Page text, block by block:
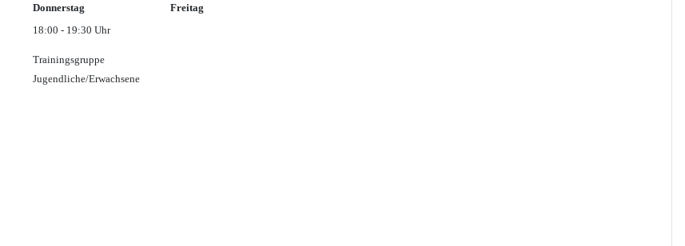
Donnerstag
Freitag
18:00 - 19:30 Uhr
Trainingsgruppe
Jugendliche/Erwachsene